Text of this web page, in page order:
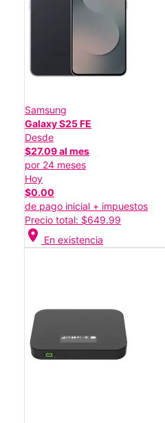
Samsung
Galaxy S25 FE
Desde
$27.09 al mes
por 24 meses
Hoy
$0.00
de pago inicial + impuestos
Precio total: $649.99
location_on En existencia